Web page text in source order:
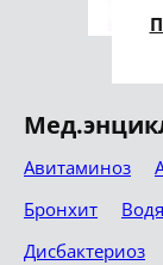
Авитаминоз
Бронхит
Дисбактериоз